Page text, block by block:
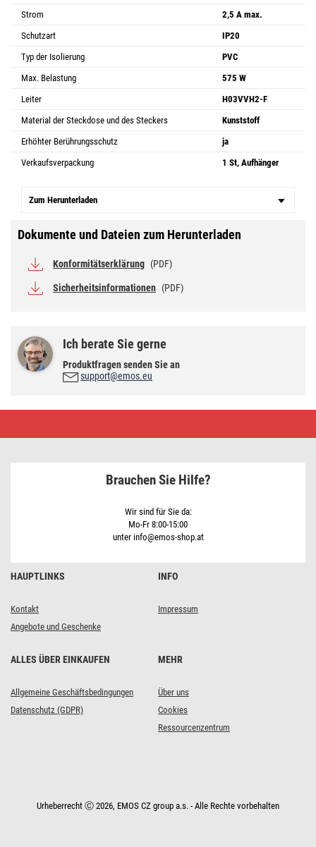
Strom
2,5 A max.
Schutzart
IP20
Typ der Isolierung
PVC
Max. Belastung
575 W
Leiter
H03VVH2-F
Material der Steckdose und des Steckers
Kunststoff
Erhöhter Berührungsschutz
ja
Verkaufsverpackung
1 St, Aufhänger
Zum Herunterladen
Dokumente und Dateien zum Herunterladen
Konformitätserklärung (PDF)
Sicherheitsinformationen (PDF)
Ich berate Sie gerne
Produktfragen senden Sie an
support@emos.eu
HAUPTLINKS
Kontakt
Angebote und Geschenke
INFO
Impressum
ALLES ÜBER EINKAUFEN
Allgemeine Geschäftsbedingungen
Datenschutz (GDPR)
MEHR
Über uns
Cookies
Ressourcenzentrum
Brauchen Sie Hilfe?
Wir sind für Sie da:
Mo-Fr 8:00-15:00
unter info@emos-shop.at
Urheberrecht Ⓒ 2026, EMOS CZ group a.s. - Alle Rechte vorbehalten